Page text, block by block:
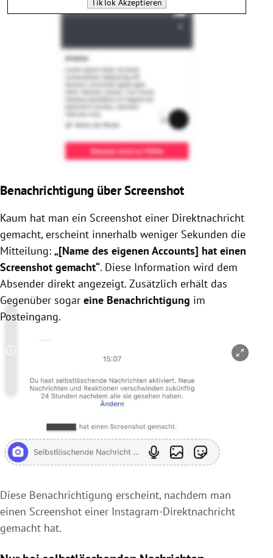
TikTok Akzeptieren
Benachrichtigung über Screenshot
Kaum hat man ein Screenshot einer Direktnachricht
gemacht, erscheint innerhalb weniger Sekunden die
Mitteilung: „[Name des eigenen Accounts] hat einen
Screenshot gemacht“. Diese Information wird dem
Absender direkt angezeigt. Zusätzlich erhält das
Gegenüber sogar eine Benachrichtigung im
Posteingang.
Copyright-Hinweis öffnen/schließen
Diese Benachrichtigung erscheint, nachdem man
einen Screenshot einer Instagram-Direktnachricht
gemacht hat.